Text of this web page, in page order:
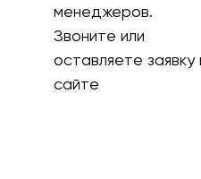
менеджеров.
Звоните или
оставляете заявку
сайте